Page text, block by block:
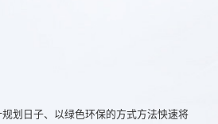
划日子、以绿色环保的方式方法怏速将